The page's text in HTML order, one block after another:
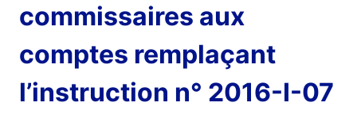
commissaires aux
comptes remplaçant
l’instruction n° 2016-I-07